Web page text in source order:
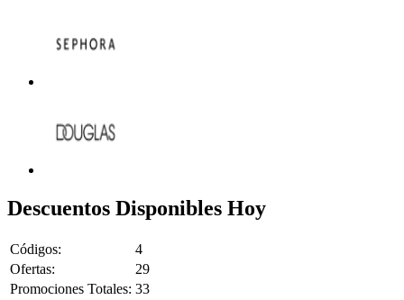
Descuentos Disponibles Hoy
Códigos:
4
Ofertas:
29
Promociones Totales: 33